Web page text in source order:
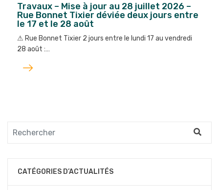
Travaux – Mise à jour au 28 juillet 2026 –
Rue Bonnet Tixier déviée deux jours entre
le 17 et le 28 août
⚠︎ Rue Bonnet Tixier 2 jours entre le lundi 17 au vendredi
28 août :…
Lire
l'article
CATÉGORIES D’ACTUALITÉS